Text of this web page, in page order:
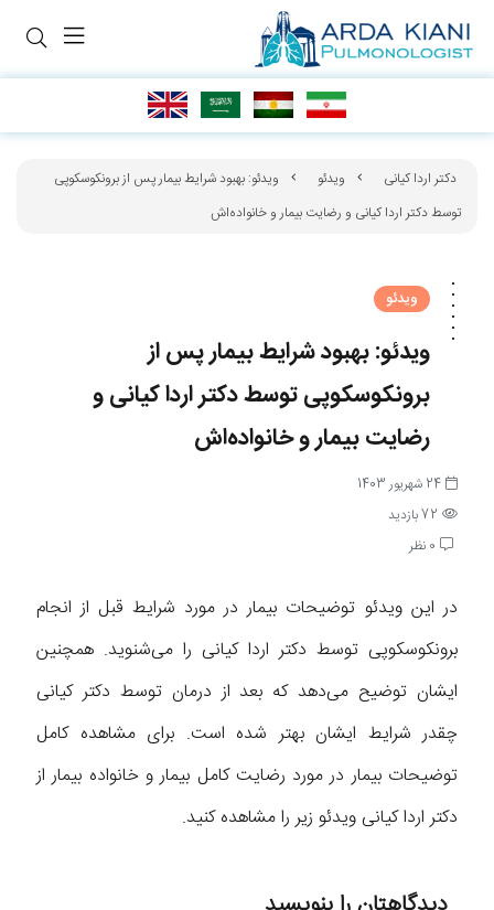
دکتر اردا کیانی ویدئو
ویدئو: بهبود شرایط بیمار پس از برونکوسکوپی
توسط دکتر اردا کیانی و رضایت بیمار و خانواده‌‌اش
ویدئو
ویدئو: بهبود شرایط بیمار پس از
برونکوسکوپی توسط دکتر اردا کیانی و
رضایت بیمار و خانواده‌‌اش
24 شهریور 1403
72 بازدید
0 نظر
در این ویدئو توضیحات بیمار در مورد شرایط قبل از انجام
برونکوسکوپی توسط دکتر اردا کیانی را می‌شنوید. همچنین
ایشان توضیح می‌دهد که بعد از درمان توسط دکتر کیانی
چقدر شرایط ایشان بهتر شده است. برای مشاهده کامل
توضیحات بیمار در مورد رضایت کامل بیمار و خانواده بیمار از
دکتر اردا کیانی ویدئو زیر را مشاهده کنید.